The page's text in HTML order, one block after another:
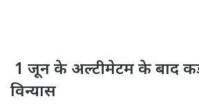
1 जून के अल्टीमेटम के बाद
विन्यास